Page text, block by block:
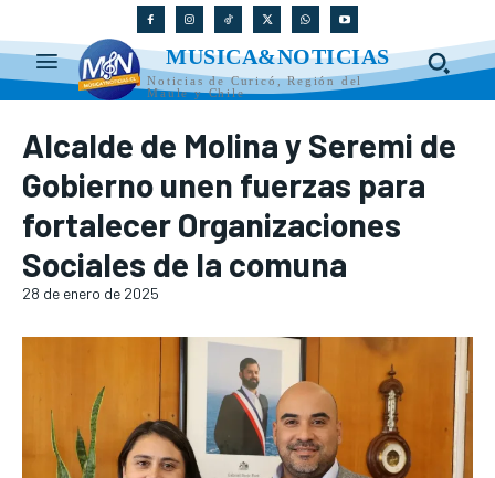
MUSICA&NOTICIAS
Noticias de Curicó, Región del
Maule y Chile
Alcalde de Molina y Seremi de
Gobierno unen fuerzas para
fortalecer Organizaciones
Sociales de la comuna
28 de enero de 2025